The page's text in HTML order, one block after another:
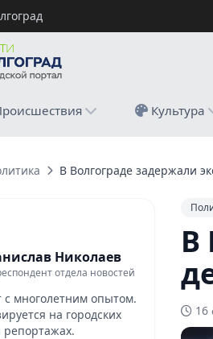
Культура
В Волгограде задержали
Николаев
отдела новостей
с многолетним опытом.
на городских
репортажах.
В
16